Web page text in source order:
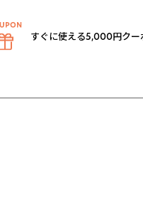
すぐに使える5,000円クー